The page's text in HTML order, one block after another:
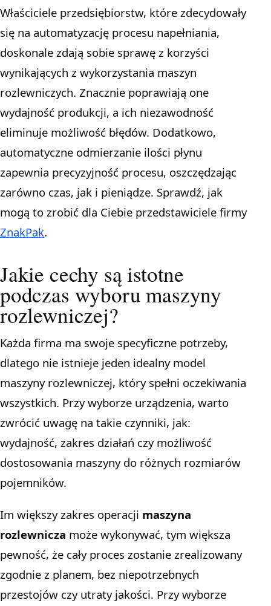
Właściciele przedsiębiorstw, które zdecydowały
się na automatyzację procesu napełniania,
doskonale zdają sobie sprawę z korzyści
wynikających z wykorzystania maszyn
rozlewniczych. Znacznie poprawiają one
wydajność produkcji, a ich niezawodność
eliminuje możliwość błędów. Dodatkowo,
automatyczne odmierzanie ilości płynu
zapewnia precyzyjność procesu, oszczędzając
zarówno czas, jak i pieniądze. Sprawdź, jak
mogą to zrobić dla Ciebie przedstawiciele firmy
ZnakPak.
Jakie cechy są istotne
podczas wyboru maszyny
rozlewniczej?
Każda firma ma swoje specyficzne potrzeby,
dlatego nie istnieje jeden idealny model
maszyny rozlewniczej, który spełni oczekiwania
wszystkich. Przy wyborze urządzenia, warto
zwrócić uwagę na takie czynniki, jak:
wydajność, zakres działań czy możliwość
dostosowania maszyny do różnych rozmiarów
pojemników.
Im większy zakres operacji maszyna
rozlewnicza może wykonywać, tym większa
pewność, że cały proces zostanie zrealizowany
zgodnie z planem, bez niepotrzebnych
przestojów czy utraty jakości. Przy wyborze